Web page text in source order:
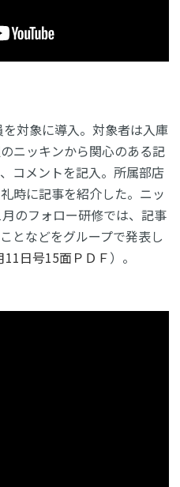
対象に導入。対象者は入庫
ニッキンから関心のある記
コメントを記入。所属部店
時に記事を紹介した。ニッ
のフォロー研修では、記事
となどをグループで発表し
日号15面ＰＤＦ）。